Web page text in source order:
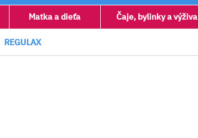
Matka a dieťa Čaje, bylinky a výživa
REGULAX